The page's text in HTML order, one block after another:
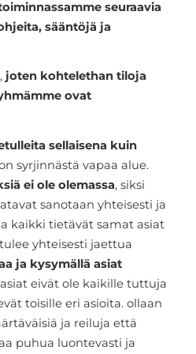
seuraavia
sääntöjä ja
joten kohtelethan tiloja
ovat
sellaisena kuin
syrjinnästä vapaa alue.
ei ole olemassa, siksi
sanotaan yhteisesti ja
kaikki tietävät samat asiat
yhteisesti jaettua
ja kysymällä asiat
eivät ole kaikille tuttuja
toisille eri asioita. ollaan
ja reiluja että
puhua luontevasti ja